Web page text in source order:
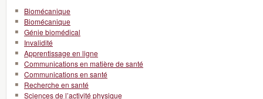
Biomécanique
Biomécanique
Génie biomédical
Invalidité
Apprentissage en ligne
Communications en matière de santé
Communications en santé
Recherche en santé
Sciences de l’activité physique